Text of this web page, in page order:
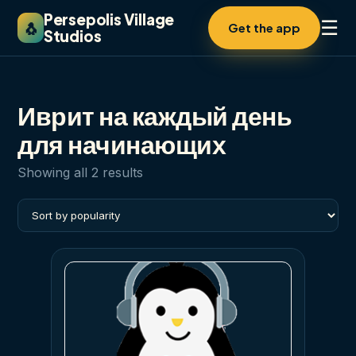
🐧 Persepolis Village
Studios
Get the app ☰
Иврит на каждый день
для начинающих
Showing all 2 results